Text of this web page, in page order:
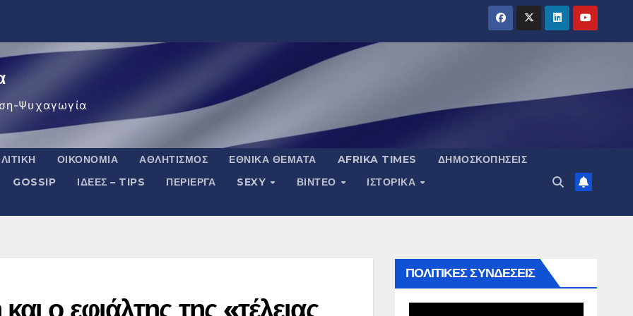
Ψυχαγωγία
ΟΙΚΟΝΟΜΊΑ ΑΘΛΗΤΙΣΜΌΣ ΕΘΝΙΚΆ ΘΈΜΑΤΑ AFRIKA TIMES
ΔΗΜΟΣΚΟΠΉΣΕΙΣ
GOSSIP ΙΔΈΕΣ – TIPS ΠΕΡΊΕΡΓΑ SEXY ΒΙΝΤΕΟ
ΙΣΤΟΡΙΚΆ
ο εφιάλτης της «τέλειας
ΠΟΛΙΤΙΚΕΣ ΣΥΝΔΕΣΕΙΣ